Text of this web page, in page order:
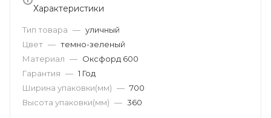
Характеристики
Тип товара — уличный
Цвет — темно-зеленый
Материал — Оксфорд 600
Гарантия — 1 Год
Ширина упаковки(мм) — 700
Высота упаковки(мм) — 360